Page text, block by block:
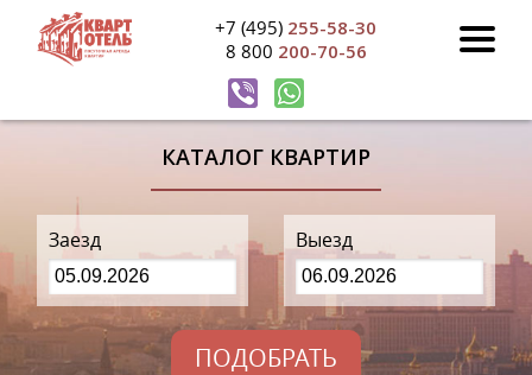
+7 (495) 255-58-30
8 800 200-70-56
КАТАЛОГ КВАРТИР
Заезд Выезд
ПОДОБРАТЬ